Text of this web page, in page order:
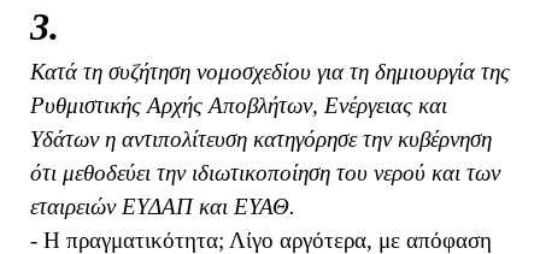
3.
Κατά τη συζήτηση νομοσχεδίου για τη δημιουργία της
Ρυθμιστικής Αρχής Αποβλήτων, Ενέργειας και
Υδάτων η αντιπολίτευση κατηγόρησε την κυβέρνηση
ότι μεθοδεύει την ιδιωτικοποίηση του νερού και των
εταιρειών ΕΥΔΑΠ και ΕΥΑΘ.
- Η πραγματικότητα; Λίγο αργότερα, με απόφαση